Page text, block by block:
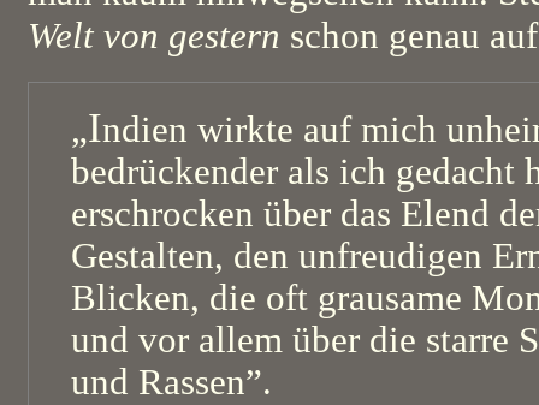
Welt von gestern schon genau
„Indien wirkte auf mich
bedrückender als ich gedacht
erschrocken über das Elend
Gestalten, den unfreudigen
Blicken, die oft grausame
und vor allem über die starre
und Rassen”.